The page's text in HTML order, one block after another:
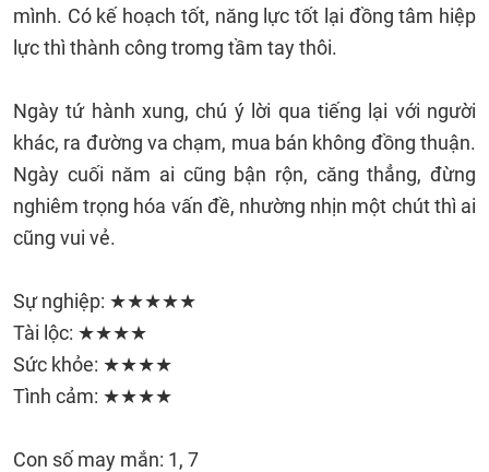
mình. Có kế hoạch tốt, năng lực tốt lại đồng tâm hiệp
lực thì thành công tromg tầm tay thôi.
Ngày tứ hành xung, chú ý lời qua tiếng lại với người
khác, ra đường va chạm, mua bán không đồng thuận.
Ngày cuối năm ai cũng bận rộn, căng thẳng, đừng
nghiêm trọng hóa vấn đề, nhường nhịn một chút thì ai
cũng vui vẻ.
Sự nghiệp: ★★★★★
Tài lộc: ★★★★
Sức khỏe: ★★★★
Tình cảm: ★★★★
Con số may mắn: 1, 7